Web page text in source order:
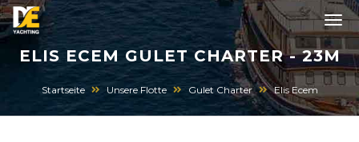
ELIS ECEM GULET CHARTER - 23M
Startseite Unsere Flotte Gulet Charter Elis Ecem